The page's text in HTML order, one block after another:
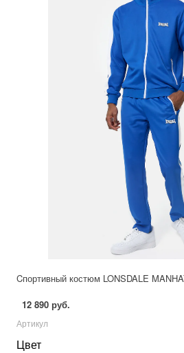
Cпортивный костюм LONSDALE
12 890 руб.
Артикул
Цвет